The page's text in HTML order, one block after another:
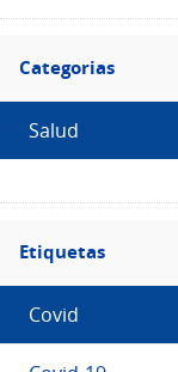
Filtro
Categorias
Categorias
Salud
Filtro
Etiquetas
Etiquetas
Covid